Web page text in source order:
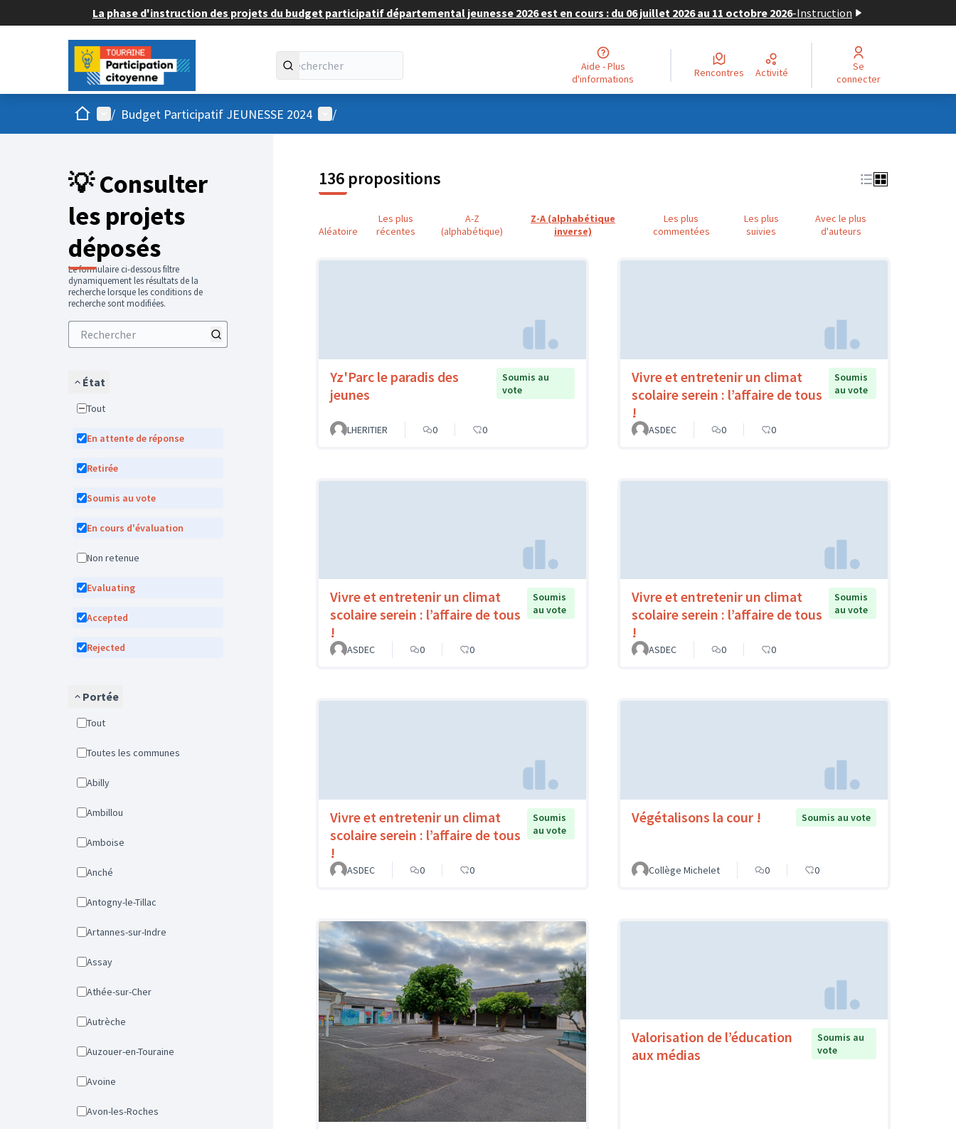
La phase d'instruction des projets du budget participatif départemental jeunesse 2026 est en cours : du 06 juillet 2026 au 11 octobre 2026-Instruction
Aide - Plus
d'informations
Rencontres Activité
Se
connecter
AccueilMenu principal
/ Budget Participatif JEUNESSE 2024 Menu utilisateur
/
💡 Consulter
les projets
déposés
Le formulaire ci-dessous filtre
dynamiquement les résultats de la
recherche lorsque les conditions de
recherche sont modifiées.
État
Tout
En attente de réponse
Retirée
Soumis au vote
En cours d'évaluation
Non retenue
Evaluating
Accepted
Rejected
Portée
Tout
Toutes les communes
Abilly
Ambillou
Amboise
Anché
Antogny-le-Tillac
Artannes-sur-Indre
Assay
Athée-sur-Cher
Autrèche
Auzouer-en-Touraine
Avoine
Avon-les-Roches
136 propositions
Aléatoire
Les plus
récentes
A-Z
(alphabétique)
Z-A (alphabétique
inverse)
Les plus
commentées
Les plus
suivies
Avec le plus
d'auteurs
Yz'Parc le paradis des
jeunes
Soumis au
vote
LHERITIER 0 0
Vivre et entretenir un climat
scolaire serein : l’affaire de tous
!
Soumis
au vote
ASDEC 0 0
Vivre et entretenir un climat
scolaire serein : l’affaire de tous
!
Soumis
au vote
ASDEC 0 0
Vivre et entretenir un climat
scolaire serein : l’affaire de tous
!
Soumis
au vote
ASDEC 0 0
Vivre et entretenir un climat
scolaire serein : l’affaire de tous
!
Soumis
au vote
ASDEC 0 0
Végétalisons la cour ! Soumis au vote
Collège Michelet 0 0
Valorisation de l’éducation
aux médias
Soumis au
vote